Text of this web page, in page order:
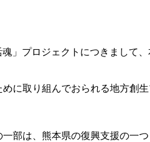
いて
」プロジェクトにつきまして
に取り組んでおられる地方創
部は、熊本県の復興支援の一